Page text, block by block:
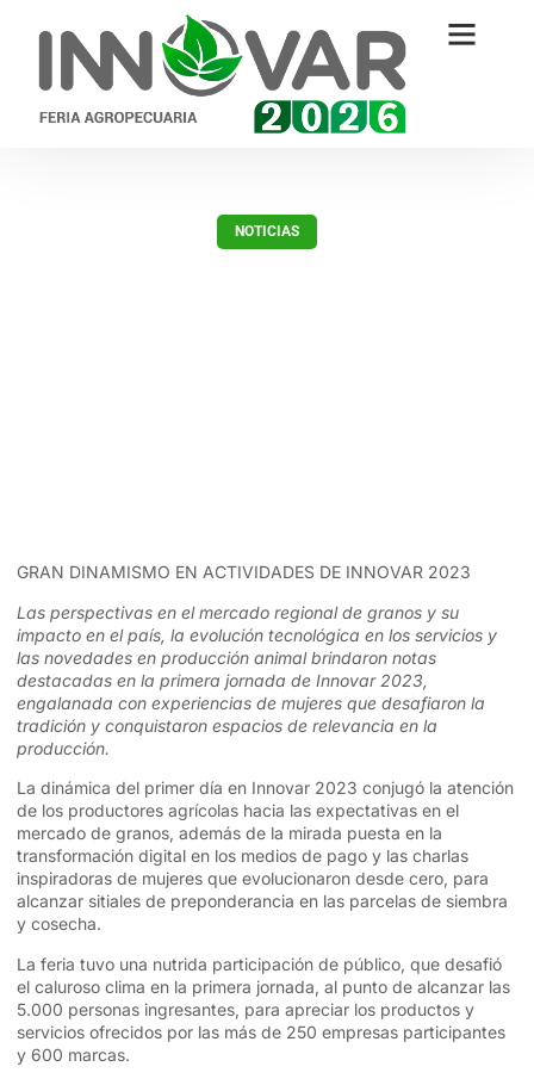
NOTICIAS
GRAN DINAMISMO EN ACTIVIDADES DE INNOVAR 2023
Las perspectivas en el mercado regional de granos y su
impacto en el país, la evolución tecnológica en los servicios y
las novedades en producción animal brindaron notas
destacadas en la primera jornada de Innovar 2023,
engalanada con experiencias de mujeres que desafiaron la
tradición y conquistaron espacios de relevancia en la
producción.
La dinámica del primer día en Innovar 2023 conjugó la atención
de los productores agrícolas hacia las expectativas en el
mercado de granos, además de la mirada puesta en la
transformación digital en los medios de pago y las charlas
inspiradoras de mujeres que evolucionaron desde cero, para
alcanzar sitiales de preponderancia en las parcelas de siembra
y cosecha.
La feria tuvo una nutrida participación de público, que desafió
el caluroso clima en la primera jornada, al punto de alcanzar las
5.000 personas ingresantes, para apreciar los productos y
servicios ofrecidos por las más de 250 empresas participantes
y 600 marcas.